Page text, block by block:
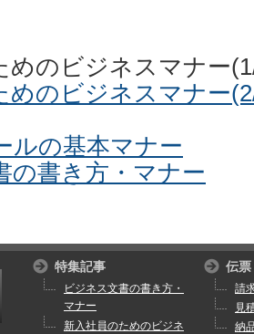
めのビジネスマナー
めのビジネスマナー
ルの基本マナー
の書き方・マナー
特集記事
ビジネス文書の書き方・
マナー
新入社員のためのビジネ
伝票
請
見
納